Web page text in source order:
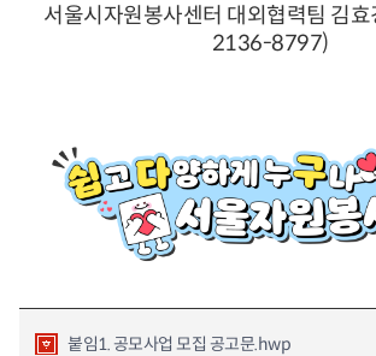
서울시자원봉사센터 대외협력팀 김
2136-8797)
붙임1. 공모사업 모집 공고문.hwp